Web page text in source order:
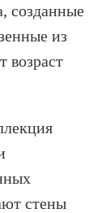
созданные
из
возраст
стены